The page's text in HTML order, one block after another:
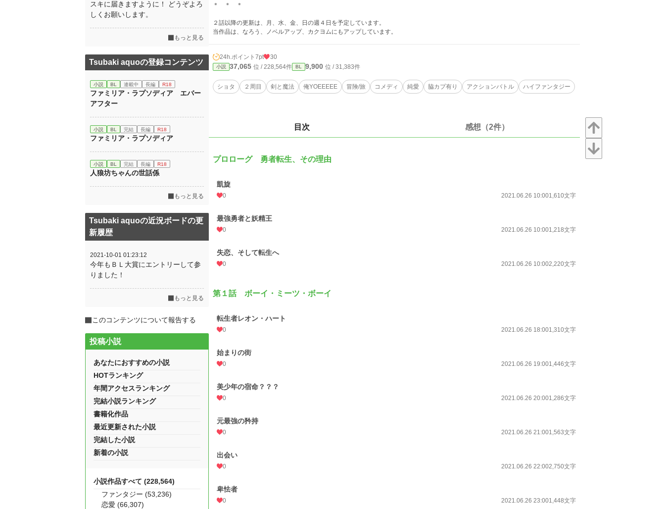
＊ ＊ ＊
２話以降の更新は、月、水、金、日の週４日を予定しています。
当作品は、なろう、ノベルアップ、カクヨムにもアップしています。
24h.ポイント 7pt 30
小説 37,065 位 / 228,564件 BL 9,900 位 / 31,383件
ショタ ２周目 剣と魔法 俺YOEEEEE 冒険/旅 コメディ 純愛 脇カプ有り アクションバトル ハイファンタジー
目次 感想（2件）
プロローグ 勇者転生、その理由
凱旋
0 2021.06.26 10:001,610文字
最強勇者と妖精王
0 2021.06.26 10:001,218文字
失恋、そして転生へ
0 2021.06.26 10:002,220文字
第１話 ボーイ・ミーツ・ボーイ
転生者レオン・ハート
0 2021.06.26 18:001,310文字
始まりの街
0 2021.06.26 19:001,446文字
美少年の宿命？？？
0 2021.06.26 20:001,286文字
元最強の矜持
0 2021.06.26 21:001,563文字
出会い
0 2021.06.26 22:002,750文字
卑怯者
0 2021.06.26 23:001,448文字
スキに届きますように！ どうぞよろ
しくお願いします。
もっと見る
Tsubaki aquoの登録コンテンツ
小説 BL 連載中 長編 R18
ファミリア・ラプソディア エバー
アフター
小説 BL 完結 長編 R18
ファミリア・ラプソディア
小説 BL 完結 長編 R18
人狼坊ちゃんの世話係
もっと見る
Tsubaki aquoの近況ボードの更
新履歴
2021-10-01 01:23:12
今年もＢＬ大賞にエントリーして参
りました！
もっと見る
このコンテンツについて報告する
投稿小説
あなたにおすすめの小説
HOTランキング
年間アクセスランキング
完結小説ランキング
書籍化作品
最近更新された小説
完結した小説
新着の小説
小説作品すべて (228,564)
ファンタジー (53,236)
恋愛 (66,307)